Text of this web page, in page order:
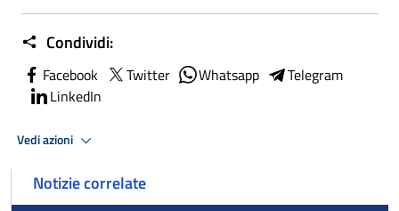
Condividi:
Facebook Twitter Whatsapp
Telegram
LinkedIn
Vedi azioni
Notizie correlate